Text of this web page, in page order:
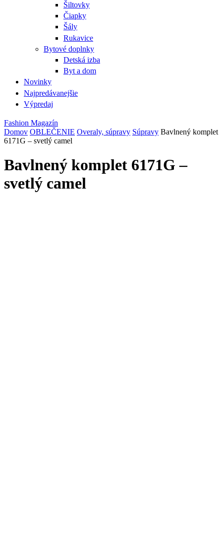
Šiltovky
Čiapky
Šály
Rukavice
Bytové doplnky
Detská izba
Byt a dom
Novinky
Najpredávanejšie
Výpredaj
Fashion Magazín
Domov OBLEČENIE Overaly, súpravy Súpravy Bavlnený komplet
6171G – svetlý camel
Bavlnený komplet 6171G –
svetlý camel